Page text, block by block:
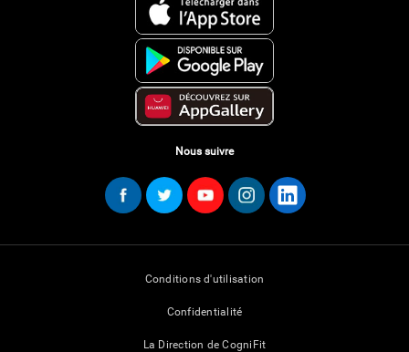
Nous suivre
Conditions d'utilisation
Confidentialité
La Direction de CogniFit